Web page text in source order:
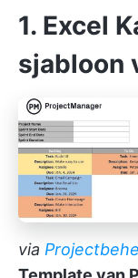
1. Excel
sjabloon
via